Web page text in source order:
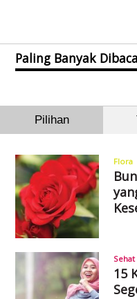
Paling Banyak Dibaca
Pilihan
Flora
Sehat
15